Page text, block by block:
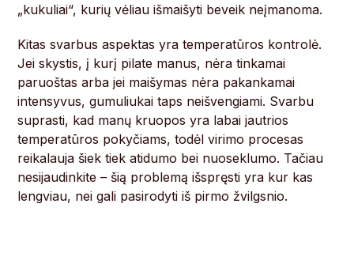
„kukuliai“, kurių vėliau išmaišyti beveik neįmanoma.
Kitas svarbus aspektas yra temperatūros kontrolė.
Jei skystis, į kurį pilate manus, nėra tinkamai
paruoštas arba jei maišymas nėra pakankamai
intensyvus, gumuliukai taps neišvengiami. Svarbu
suprasti, kad manų kruopos yra labai jautrios
temperatūros pokyčiams, todėl virimo procesas
reikalauja šiek tiek atidumo bei nuoseklumo. Tačiau
nesijaudinkite – šią problemą išspręsti yra kur kas
lengviau, nei gali pasirodyti iš pirmo žvilgsnio.